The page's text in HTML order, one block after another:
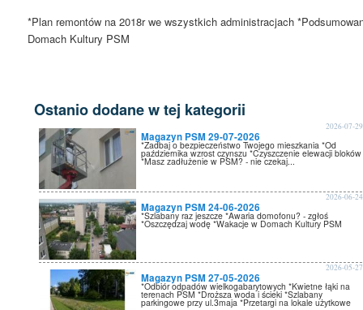
*Plan remontów na 2018r we wszystkich administracjach
Domach Kultury PSM
Ostanio dodane w tej kategorii
Magazyn PSM 29-07-2026
2026-07-29
*Zadbaj o bezpieczeństwo Twojego mieszkania *Od
października wzrost czynszu *Czyszczenie elewacji bloków
*Masz zadłużenie w PSM? - nie czekaj...
Magazyn PSM 24-06-2026
2026-06-24
*Szlabany raz jeszcze *Awaria domofonu? - zgłoś
*Oszczędzaj wodę *Wakacje w Domach Kultury PSM
Magazyn PSM 27-05-2026
2026-05-27
*Odbiór odpadów wielkogabarytowych *Kwietne łąki na
terenach PSM *Droższa woda i ścieki *Szlabany
parkingowe przy ul.3maja *Przetargi na lokale użytkowe